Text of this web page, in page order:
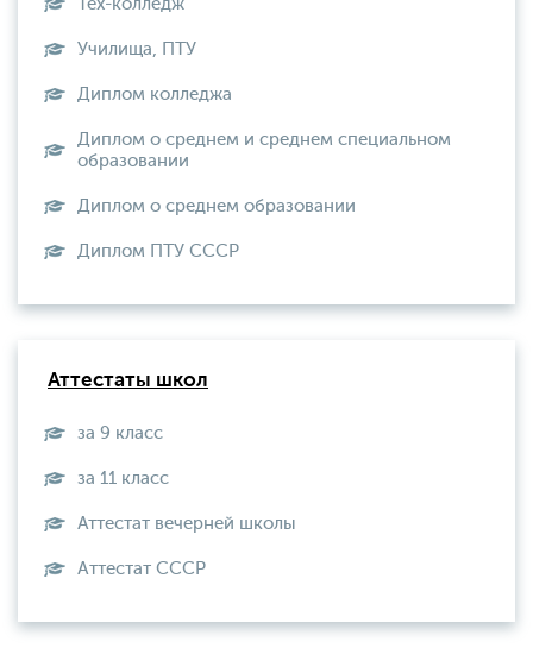
Тех-колледж
Училища, ПТУ
Диплом колледжа
Диплом о среднем и среднем специальном
образовании
Диплом о среднем образовании
Диплом ПТУ СССР
Аттестаты школ
за 9 класс
за 11 класс
Аттестат вечерней школы
Aттестат СССР